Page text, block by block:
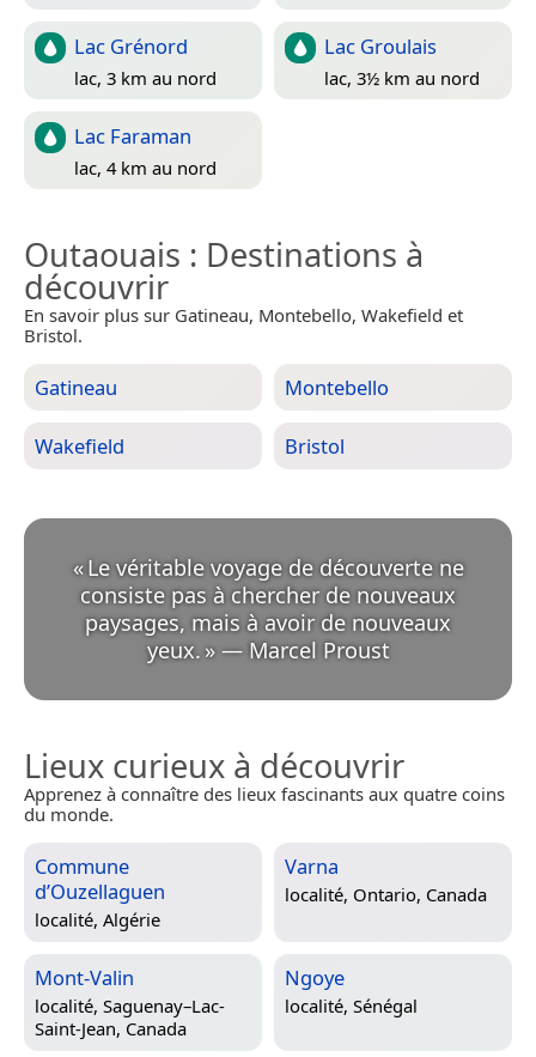
Lac Grénord
lac, 3 km au nord
Lac Groulais
lac, 3½ km au nord
Lac Faraman
lac, 4 km au nord
Outaouais : Destinations à
découvrir
En savoir plus sur Gatineau, Montebello, Wakefield et
Bristol.
Gatineau Montebello
Wakefield Bristol
«Le véritable voyage de découverte ne
consiste pas à chercher de nouveaux
paysages, mais à avoir de nouveaux
yeux. » — Marcel Proust
Lieux curieux à découvrir
Apprenez à connaître des lieux fascinants aux quatre coins
du monde.
Commune
d’Ouzellaguen
localité, Algérie
Varna
localité, Ontario, Canada
Mont-Valin
localité, Saguenay–Lac-
Saint-Jean, Canada
Ngoye
localité, Sénégal